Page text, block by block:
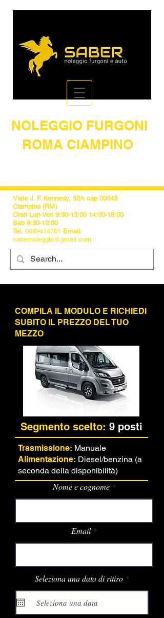
NOLEGGIO FURGONI
ROMA CIAMPINO
Viale J. F. Kennedy, 50A cap 00043
Ciampino (RM)
Orari Lun-Ven 9:30-13:00 14:00-18:00
Sab 9:30-13:00
Tel. 0689414761 Email:
sabernoleggio@gmail.com
COMPILA IL MODULO E RICHIEDI
SUBITO IL PREZZO DEL TUO
MEZZO
Segmento scelto: 9 posti
Trasmissione: Manuale
Alimentazione: Diesel/benzina (a
seconda della disponibilità)
Nome e cognome
Email
Seleziona una data di ritiro *r
q